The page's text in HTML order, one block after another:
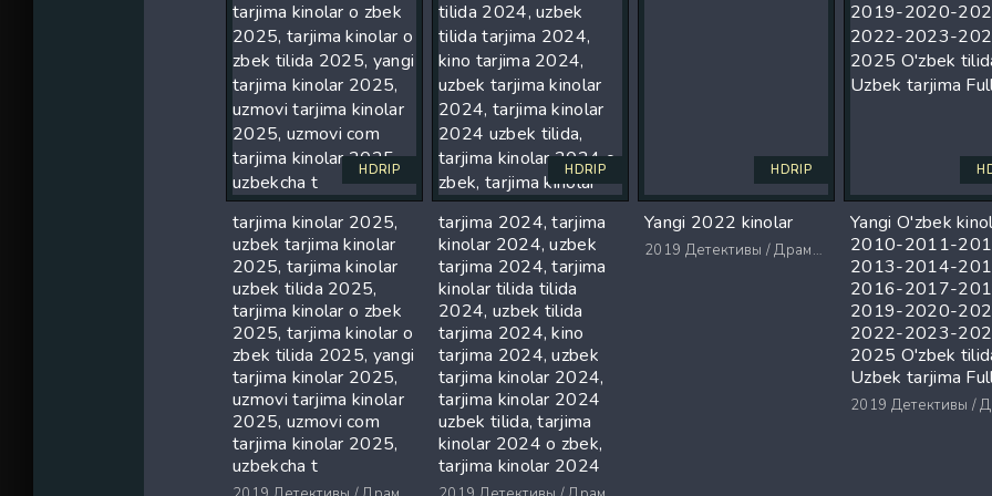
HDRIP
tarjima kinolar 2025,
uzbek tarjima kinolar
2025, tarjima kinolar
uzbek tilida 2025,
tarjima kinolar o zbek
2025, tarjima kinolar o
zbek tilida 2025, yangi
tarjima kinolar 2025,
uzmovi tarjima kinolar
2025, uzmovi com
tarjima kinolar 2025,
uzbekcha t
HDRIP
tarjima 2024, tarjima
kinolar 2024, uzbek
tarjima 2024, tarjima
kinolar tilida tilida
2024, uzbek tilida
tarjima 2024, kino
tarjima 2024, uzbek
tarjima kinolar 2024,
tarjima kinolar 2024
uzbek tilida, tarjima
kinolar 2024 o zbek,
tarjima kinolar 2024
HDRIP
Yangi 2022 kinolar
2019 Детективы / Драмы / Триллеры / Ужасы
Yangi O'zbek
2010-2011-
2013-2014-
2016-2017-
2019-2020-
2022-2023-
2025 O'zbek
Uzbek tarjima
2019 Детективы / Драмы /